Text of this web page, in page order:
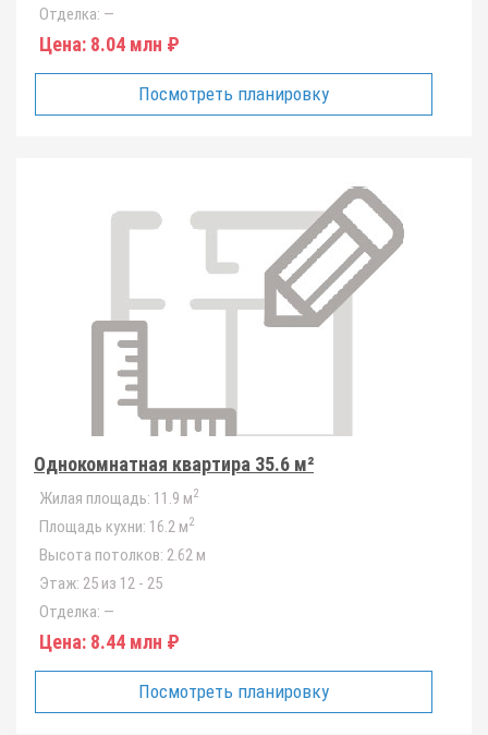
Отделка: —
Цена: 8.04 млн ₽
Посмотреть планировку
Однокомнатная квартира 35.6 м²
Жилая площадь: 11.9 м2
Площадь кухни: 16.2 м2
Высота потолков: 2.62 м
Этаж: 25 из 12 - 25
Отделка: —
Цена: 8.44 млн ₽
Посмотреть планировку